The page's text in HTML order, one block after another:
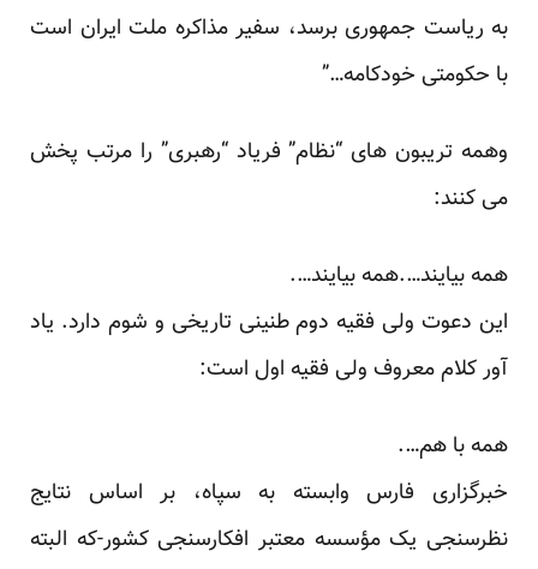
به ریاست جمهوری برسد، سفیر مذاکره ملت ایران است
با حکومتی خودکامه…”
وهمه تریبون های “نظام” فریاد “رهبری” را مرتب پخش
می کنند:
همه بیایند….همه بیایند….
این دعوت ولی فقیه دوم طنینی تاریخی و شوم دارد. یاد
آور کلام معروف ولی فقیه اول است:
همه با هم….
خبرگزاری فارس وابسته به سپاه، بر اساس نتایج
نظرسنجی یک مؤسسه معتبر افکارسنجی کشور-که البته